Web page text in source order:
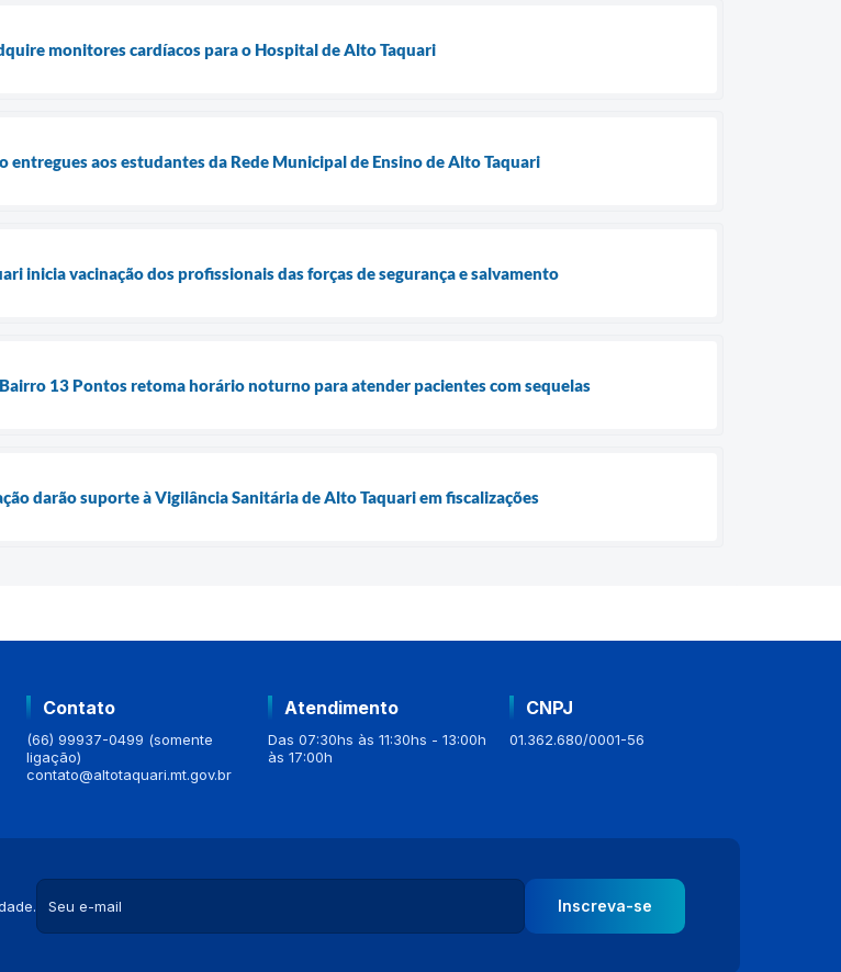
monitores cardíacos para o Hospital de Alto Taquari
aos estudantes da Rede Municipal de Ensino de Alto Taquari
inicia vacinação dos profissionais das forças de segurança e salvamento
13 Pontos retoma horário noturno para atender pacientes com sequelas
darão suporte à Vigilância Sanitária de Alto Taquari em fiscalizações
Contato
(66) 99937-0499 (somente
ligação)
contato@altotaquari.mt.gov.br
Atendimento
Das 07:30hs às 11:30hs - 13:00h
às 17:00h
CNPJ
01.362.680/0001-56
Inscreva-se